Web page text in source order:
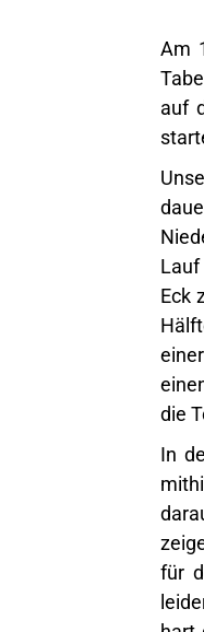
Am
auf
Eck
die
In
für